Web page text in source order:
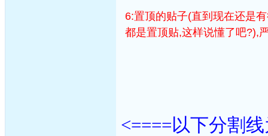
6:置顶的贴子(直到现在还是
都是置顶贴,这样说懂了吧?),
<====以下分割